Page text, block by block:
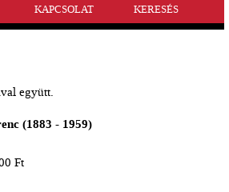
KAPCSOLAT KERESÉS
együtt.
(1883 - 1959)
Ft